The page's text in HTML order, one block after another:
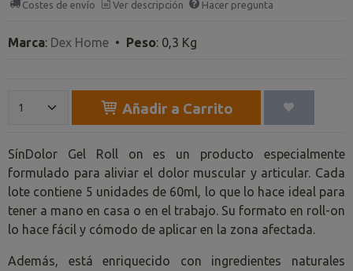
Costes de envío Ver descripción Hacer pregunta
Marca: Dex Home • Peso: 0,3 Kg
Añadir a Carrito
SínDolor Gel Roll on es un producto especialmente
formulado para aliviar el dolor muscular y articular. Cada
lote contiene 5 unidades de 60ml, lo que lo hace ideal para
tener a mano en casa o en el trabajo. Su formato en roll-on
lo hace fácil y cómodo de aplicar en la zona afectada.
Además, está enriquecido con ingredientes naturales